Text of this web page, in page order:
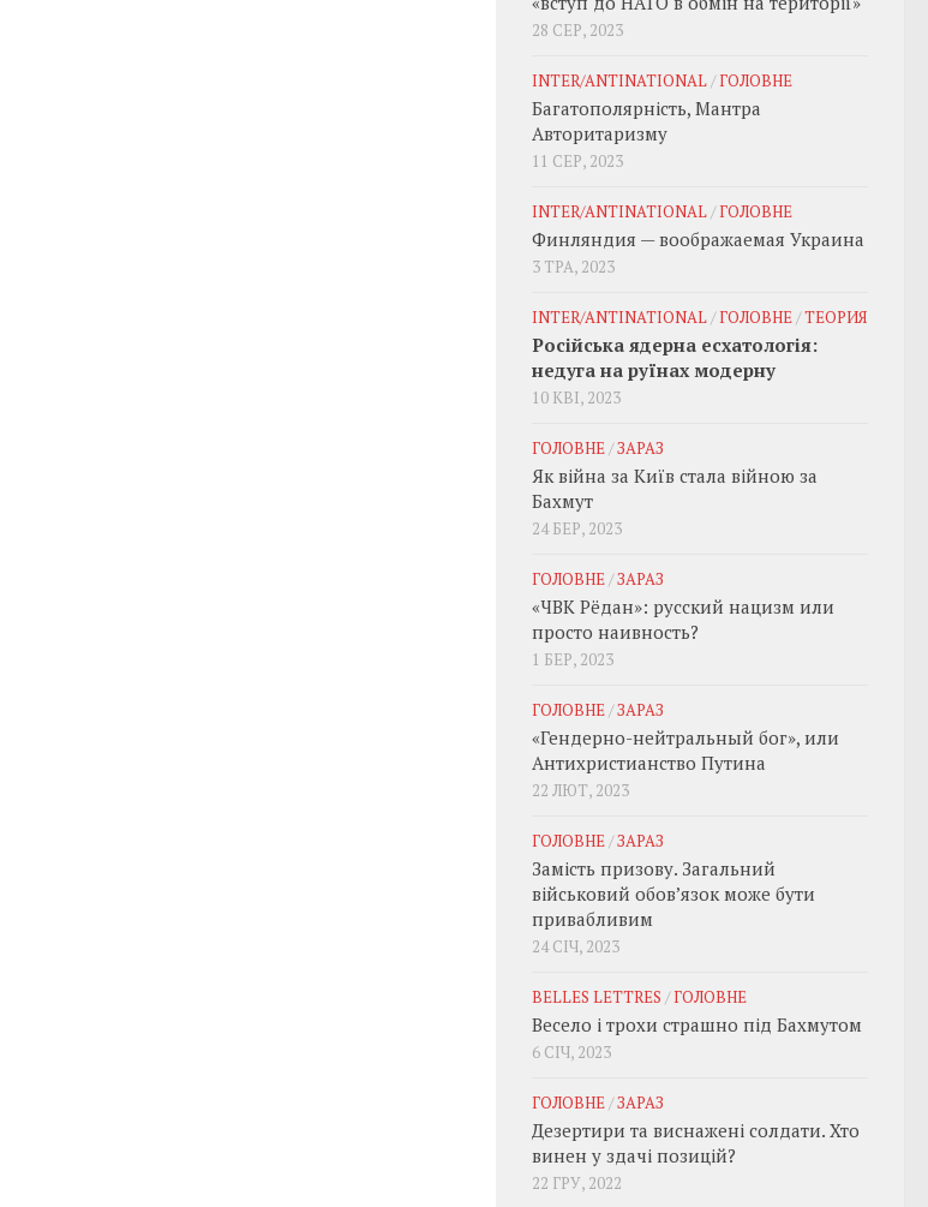
28 СЕР, 2023
INTER/ANTINATIONAL/ГОЛОВНЕ
Багатополярність, Мантра
Авторитаризму
11 СЕР, 2023
INTER/ANTINATIONAL/ГОЛОВНЕ
Финляндия — воображаемая Украина
3 ТРА, 2023
INTER/ANTINATIONAL/ГОЛОВНЕ/ТЕОРИЯ
Російська ядерна есхатологія:
недуга на руїнах модерну
10 КВІ, 2023
ГОЛОВНЕ/ЗАРАЗ
Як війна за Київ стала війною за
Бахмут
24 БЕР, 2023
ГОЛОВНЕ/ЗАРАЗ
«ЧВК Рёдан»: русский нацизм или
просто наивность?
1 БЕР, 2023
ГОЛОВНЕ/ЗАРАЗ
«Гендерно-нейтральный бог», или
Антихристианство Путина
22 ЛЮТ, 2023
ГОЛОВНЕ/ЗАРАЗ
Замість призову. Загальний
військовий обовʼязок може бути
привабливим
24 СІЧ, 2023
BELLES LETTRES /ГОЛОВНЕ
Весело і трохи страшно під Бахмутом
6 СІЧ, 2023
ГОЛОВНЕ/ЗАРАЗ
Дезертири та виснажені солдати. Хто
винен у здачі позицій?
22 ГРУ, 2022